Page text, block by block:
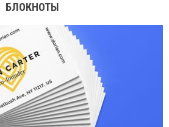
БЛОКНОТЫ